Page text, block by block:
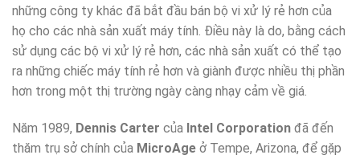
những công ty khác đã bắt đầu bán bộ vi xử lý rẻ hơn của
họ cho các nhà sản xuất máy tính. Điều này là do, bằng cách
sử dụng các bộ vi xử lý rẻ hơn, các nhà sản xuất có thể tạo
ra những chiếc máy tính rẻ hơn và giành được nhiều thị phần
hơn trong một thị trường ngày càng nhạy cảm về giá.
Năm 1989, Dennis Carter của Intel Corporation đã đến
thăm trụ sở chính của MicroAge ở Tempe, Arizona, để gặp